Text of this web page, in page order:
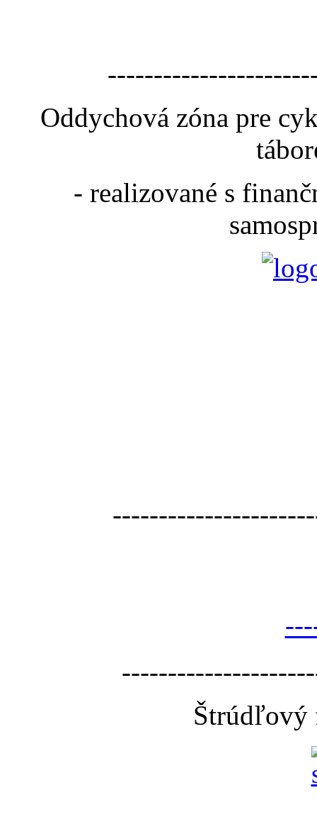
Oddychová zóna pre
- realizované s
Štrúdľový